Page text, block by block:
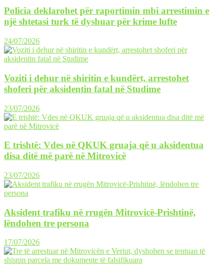
Policia deklarohet për raportimin mbi arrestimin e
një shtetasi turk të dyshuar për krime lufte
24/07/2026
Voziti i dehur në shiritin e kundërt, arrestohet
shoferi për aksidentin fatal në Studime
23/07/2026
E trishtë: Vdes në QKUK gruaja që u aksidentua
disa ditë më parë në Mitrovicë
23/07/2026
Aksident trafiku në rrugën Mitrovicë-Prishtinë,
lëndohen tre persona
17/07/2026